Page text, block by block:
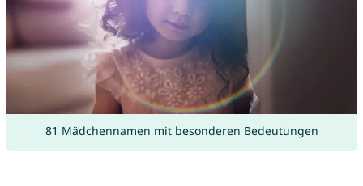
81 Mädchennamen mit besonderen Bedeutungen